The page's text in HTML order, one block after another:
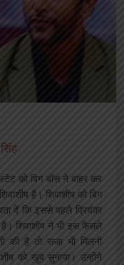
को बिग बॉस ने बाहर कर
है। शिवाशीष को बिग
दें कि इससे पहले प्रियंका
है। शिवाशीष ने भी इस फैसले
की है तो सजा भी मिलनी
को खूब सुनाया। उन्होंने